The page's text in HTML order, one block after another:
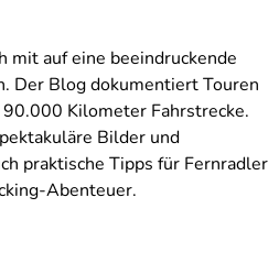
mit auf eine beeindruckende
Der Blog dokumentiert Touren
Kilometer Fahrstrecke.
Bilder und
praktische Tipps für Fernradler
Abenteuer.